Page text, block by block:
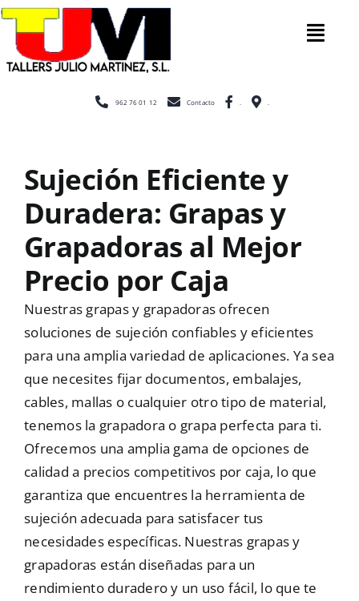
Saltar
contenido
Inicio
Construcción
Cerramientos
Escaleras
Mallas
Noticias
Contacto
962 76 01 12 Contacto
Sujeción Eficiente y
Duradera: Grapas y
Grapadoras al Mejor
Precio por Caja
Nuestras grapas y grapadoras ofrecen
soluciones de sujeción confiables y eficientes
para una amplia variedad de aplicaciones. Ya sea
que necesites fijar documentos, embalajes,
cables, mallas o cualquier otro tipo de material,
tenemos la grapadora o grapa perfecta para ti.
Ofrecemos una amplia gama de opciones de
calidad a precios competitivos por caja, lo que
garantiza que encuentres la herramienta de
sujeción adecuada para satisfacer tus
necesidades específicas. Nuestras grapas y
grapadoras están diseñadas para un
rendimiento duradero y un uso fácil, lo que te